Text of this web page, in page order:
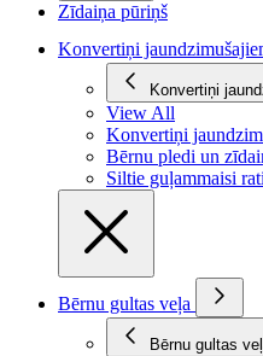
Zīdaiņa pūriņš
Konvertiņi
Konvertiņi
View All
Konvertiņi
Bērnu pledi un
Siltie guļammaisi
Bērnu gultas veļa
Bērnu gultas